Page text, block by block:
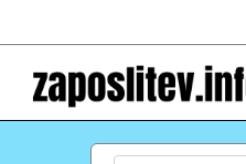
to
content